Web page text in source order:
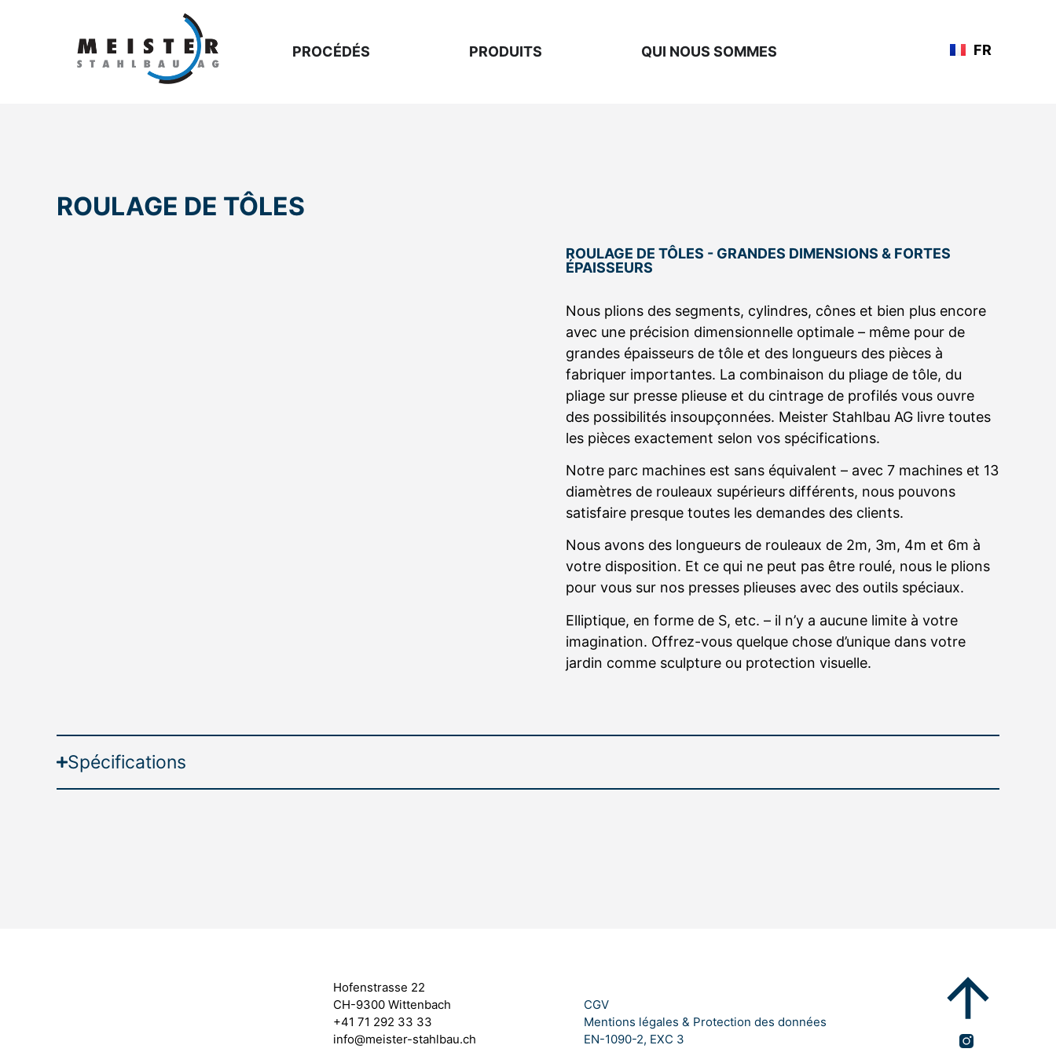
PROCÉDÉS PRODUITS QUI NOUS SOMMES FR
EN
ROULAGE DE TÔLES
ROULAGE DE TÔLES - GRANDES DIMENSIONS & FORTES
ÉPAISSEURS
Nous plions des segments, cylindres, cônes et bien plus encore
avec une précision dimensionnelle optimale – même pour de
grandes épaisseurs de tôle et des longueurs des pièces à
fabriquer importantes. La combinaison du pliage de tôle, du
pliage sur presse plieuse et du cintrage de profilés vous ouvre
des possibilités insoupçonnées. Meister Stahlbau AG livre toutes
les pièces exactement selon vos spécifications.
Notre parc machines est sans équivalent – avec 7 machines et 13
diamètres de rouleaux supérieurs différents, nous pouvons
satisfaire presque toutes les demandes des clients.
Nous avons des longueurs de rouleaux de 2m, 3m, 4m et 6m à
votre disposition. Et ce qui ne peut pas être roulé, nous le plions
pour vous sur nos presses plieuses avec des outils spéciaux.
Elliptique, en forme de S, etc. – il n’y a aucune limite à votre
imagination. Offrez-vous quelque chose d’unique dans votre
jardin comme sculpture ou protection visuelle.
Spécifications
Hofenstrasse 22
CH-9300 Wittenbach
+41 71 292 33 33
info@meister-stahlbau.ch
CGV
Mentions légales & Protection des données
EN-1090-2, EXC 3